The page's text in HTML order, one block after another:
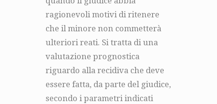
ragionevoli motivi di ritenere
che il minore non commetterà
ulteriori reati. Si tratta di una
valutazione prognostica
riguardo alla recidiva che deve
essere fatta, da parte del giudice,
secondo i parametri indicati